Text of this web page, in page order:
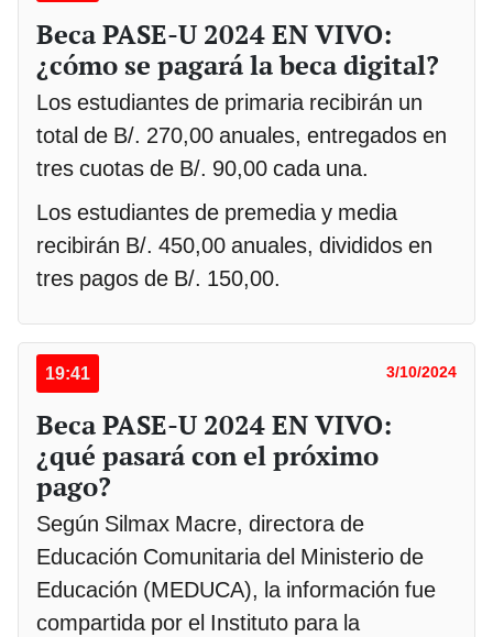
Beca PASE-U 2024 EN VIVO:
¿cómo se pagará la beca digital?
Los estudiantes de primaria recibirán un
total de B/. 270,00 anuales, entregados en
tres cuotas de B/. 90,00 cada una.
Los estudiantes de premedia y media
recibirán B/. 450,00 anuales, divididos en
tres pagos de B/. 150,00.
19:41 3/10/2024
Beca PASE-U 2024 EN VIVO:
¿qué pasará con el próximo
pago?
Según Silmax Macre, directora de
Educación Comunitaria del Ministerio de
Educación (MEDUCA), la información fue
compartida por el Instituto para la